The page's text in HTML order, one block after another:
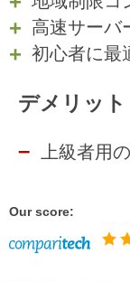
高速サーバ
初心者に最
デメリット
上級者用
Our score: